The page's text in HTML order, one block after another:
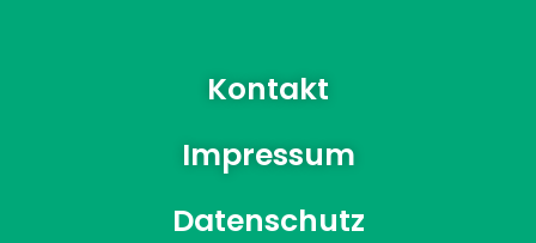
Kontakt
Impressum
Datenschutz